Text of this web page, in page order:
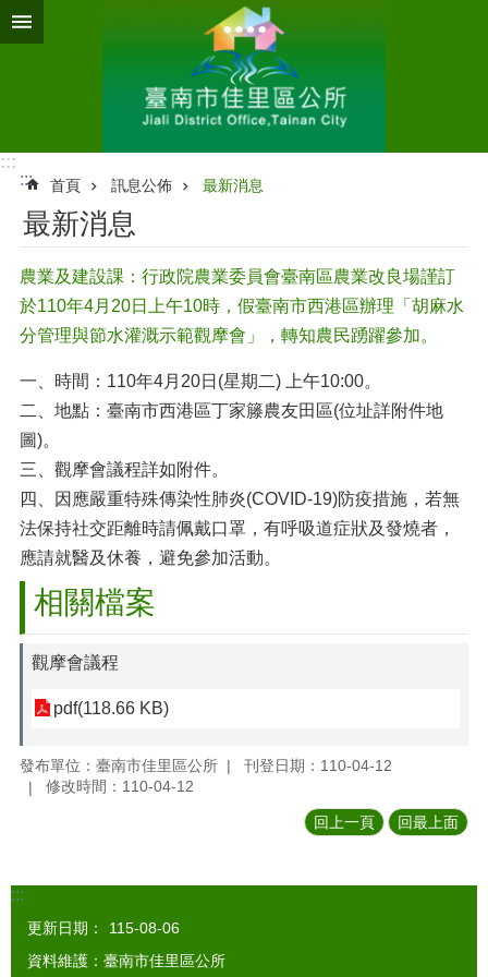
跳到主要內容區塊
:::
:::
首頁 訊息公佈 最新消息
最新消息
農業及建設課：行政院農業委員會臺南區農業改良場謹訂
於110年4月20日上午10時，假臺南市西港區辦理「胡麻水
分管理與節水灌溉示範觀摩會」，轉知農民踴躍參加。
一、時間：110年4月20日(星期二) 上午10:00。
二、地點：臺南市西港區丁家籐農友田區(位址詳附件地
圖)。
三、觀摩會議程詳如附件。
四、因應嚴重特殊傳染性肺炎(COVID-19)防疫措施，若無
法保持社交距離時請佩戴口罩，有呼吸道症狀及發燒者，
應請就醫及休養，避免參加活動。
相關檔案
觀摩會議程
pdf(118.66 KB)
發布單位：臺南市佳里區公所
刊登日期：110-04-12
修改時間：110-04-12
回上一頁 回最上面
:::
更新日期：
115-08-06
資料維護：臺南市佳里區公所